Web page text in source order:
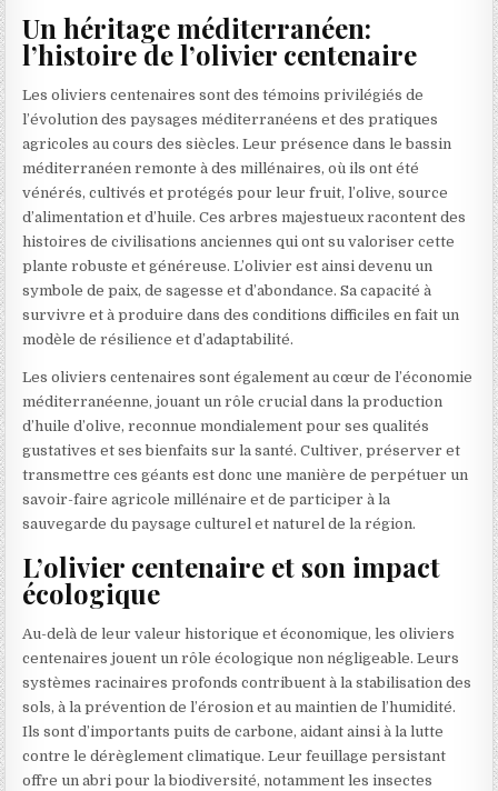
Un héritage méditerranéen:
l’histoire de l’olivier centenaire
Les oliviers centenaires sont des témoins privilégiés de
l’évolution des paysages méditerranéens et des pratiques
agricoles au cours des siècles. Leur présence dans le bassin
méditerranéen remonte à des millénaires, où ils ont été
vénérés, cultivés et protégés pour leur fruit, l’olive, source
d’alimentation et d’huile. Ces arbres majestueux racontent des
histoires de civilisations anciennes qui ont su valoriser cette
plante robuste et généreuse. L’olivier est ainsi devenu un
symbole de paix, de sagesse et d’abondance. Sa capacité à
survivre et à produire dans des conditions difficiles en fait un
modèle de résilience et d’adaptabilité.
Les oliviers centenaires sont également au cœur de l’économie
méditerranéenne, jouant un rôle crucial dans la production
d’huile d’olive, reconnue mondialement pour ses qualités
gustatives et ses bienfaits sur la santé. Cultiver, préserver et
transmettre ces géants est donc une manière de perpétuer un
savoir-faire agricole millénaire et de participer à la
sauvegarde du paysage culturel et naturel de la région.
L’olivier centenaire et son impact
écologique
Au-delà de leur valeur historique et économique, les oliviers
centenaires jouent un rôle écologique non négligeable. Leurs
systèmes racinaires profonds contribuent à la stabilisation des
sols, à la prévention de l’érosion et au maintien de l’humidité.
Ils sont d’importants puits de carbone, aidant ainsi à la lutte
contre le dérèglement climatique. Leur feuillage persistant
offre un abri pour la biodiversité, notamment les insectes